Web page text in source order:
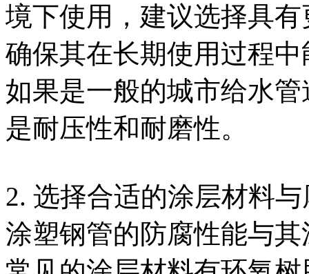
境下使用，建议选择具
确保其在长期使用过程
如果是一般的城市给水
是耐压性和耐磨性。
2. 选择合适的涂层材料
涂塑钢管的防腐性能与